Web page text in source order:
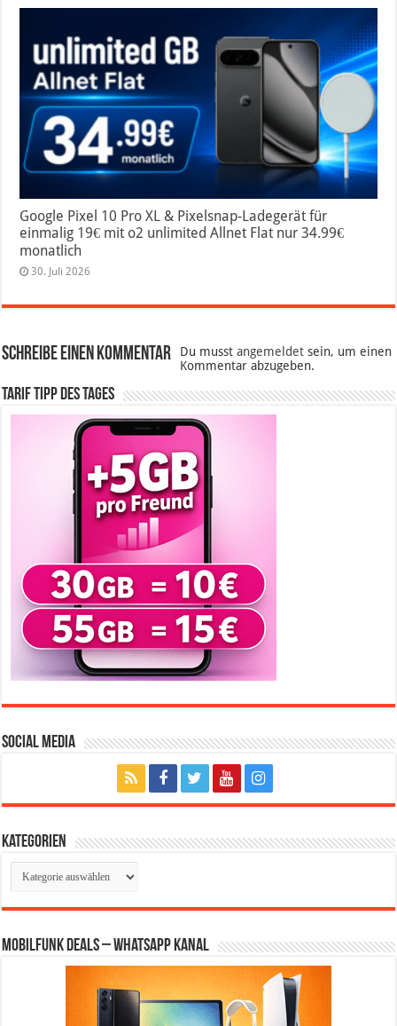
Google Pixel 10 Pro XL & Pixelsnap-Ladegerät für
einmalig 19€ mit o2 unlimited Allnet Flat nur 34.99€
monatlich
30. Juli 2026
Schreibe einen Kommentar Du musstangemeldet sein, um einen
Kommentar abzugeben.
Tarif Tipp des Tages
Social Media
Kategorien
Kategorien
Mobilfunk Deals – WhatsApp Kanal